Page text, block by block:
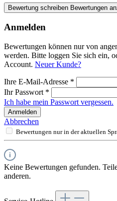
Bewertung schreiben Bewertungen
Anmelden
Bewertungen können nur von
werden. Bitte loggen Sie sich ein,
Account. Neuer Kunde?
Ihre E-Mail-Adresse *
Ihr Passwort *
Ich habe mein Passwort vergessen.
Anmelden
Abbrechen
Bewertungen nur in der aktuellen
Keine Bewertungen gefunden.
anderen.